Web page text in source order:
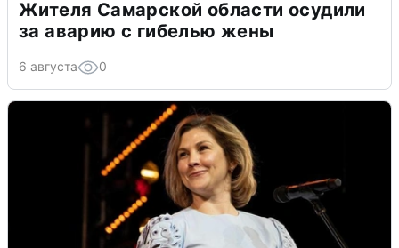
Жителя Самарской области осудили
за аварию с гибелью жены
6 августа 0